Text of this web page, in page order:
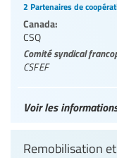
2 Partenaires de
Canada:
CSQ
Comité syndical
CSFEF
Voir les
Remobilisation